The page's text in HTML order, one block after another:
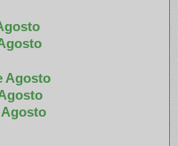
Agosto